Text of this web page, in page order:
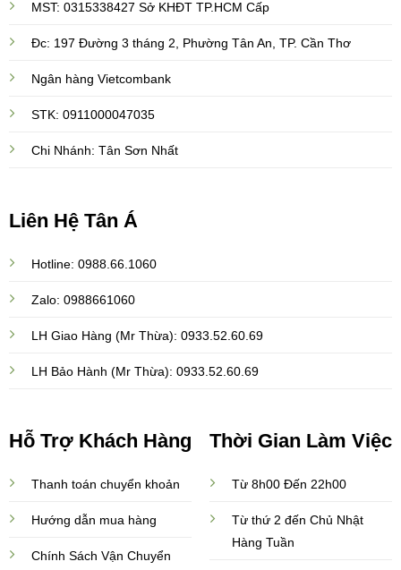
MST: 0315338427 Sở KHĐT TP.HCM Cấp
Đc: 197 Đường 3 tháng 2, Phường Tân An, TP. Cần Thơ
Ngân hàng Vietcombank
STK: 0911000047035
Chi Nhánh: Tân Sơn Nhất
Liên Hệ Tân Á
Hotline: 0988.66.1060
Zalo: 0988661060
LH Giao Hàng (Mr Thừa): 0933.52.60.69
LH Bảo Hành (Mr Thừa): 0933.52.60.69
Hỗ Trợ Khách Hàng
Thanh toán chuyển khoản
Hướng dẫn mua hàng
Chính Sách Vận Chuyển
Thời Gian Làm Việc
Từ 8h00 Đến 22h00
Từ thứ 2 đến Chủ Nhật
Hàng Tuần